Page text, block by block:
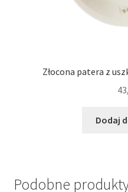
Złocona patera z
Dodaj
Podobne